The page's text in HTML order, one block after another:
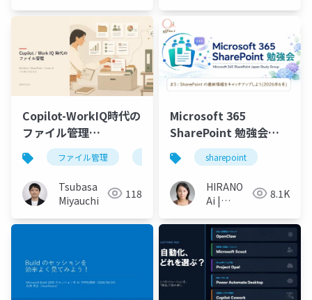
Copilot-WorkIQ時代の
ファイル管理
_v2_20260701
ファイル管理 microsoft 365 copilot
Tsubasa
Miyauchi
118
Microsoft 365
SharePoint 勉強会
No3
sharepoint
HIRANO
Ai |
MVP 👉 ❤️
SharePoint
8.1K